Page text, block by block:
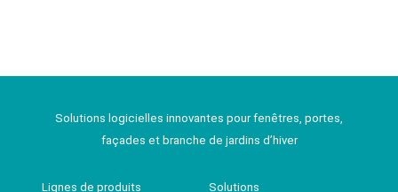
Solutions logicielles innovantes pour fenêtres, portes,
façades et branche de jardins d’hiver
Lignes de produits Solutions